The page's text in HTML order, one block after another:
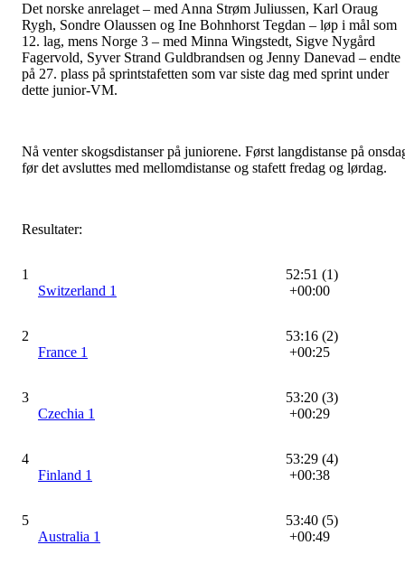
Det norske anrelaget – med Anna Strøm Juliussen, Karl Oraug
Rygh, Sondre Olaussen og Ine Bohnhorst Tegdan – løp i mål som
12. lag, mens Norge 3 – med Minna Wingstedt, Sigve Nygård
Fagervold, Syver Strand Guldbrandsen og Jenny Danevad – endte
på 27. plass på sprintstafetten som var siste dag med sprint under
dette junior-VM.
Nå venter skogsdistanser på juniorene. Først langdistanse på
før det avsluttes med mellomdistanse og stafett fredag og lørdag.
Resultater:
1
Switzerland 1
52:51 (1)
+00:00
2
France 1
53:16 (2)
+00:25
3
Czechia 1
53:20 (3)
+00:29
4
Finland 1
53:29 (4)
+00:38
5
Australia 1
53:40 (5)
+00:49